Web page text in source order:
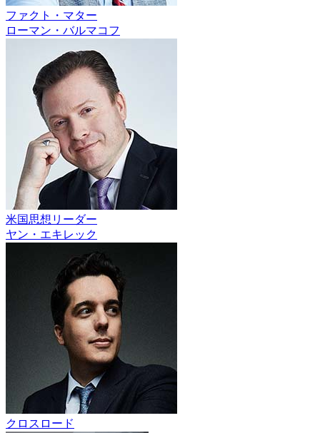
ファクト・マター
ローマン・バルマコフ
米国思想リーダー
ヤン・エキレック
クロスロード